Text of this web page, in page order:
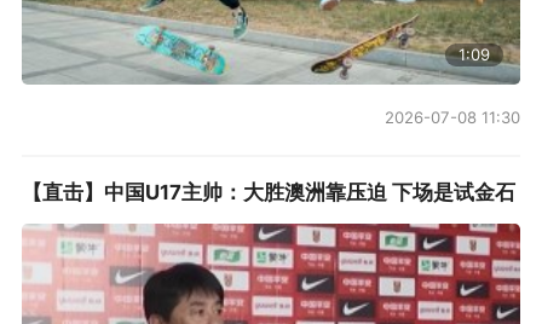
1:09
2026-07-08 11:30
【直击】中国U17主帅：大胜澳洲靠压迫 下场是试金石